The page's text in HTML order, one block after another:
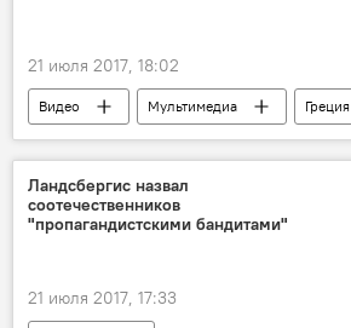
21 июля 2017, 18:02
Видео Мультимедиа
Греция
землетрясение
Ландсбергис назвал
соотечественников
"пропагандистскими бандитами"
21 июля 2017, 17:33